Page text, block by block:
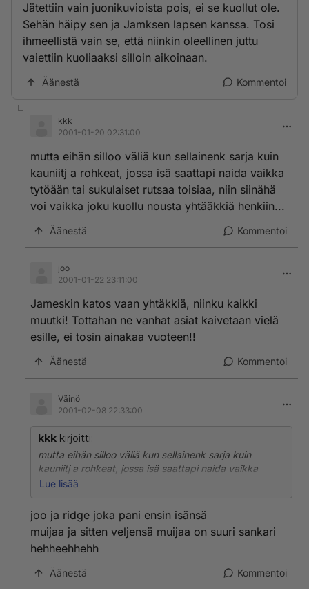
Jätettiin vain juonikuvioista pois, ei se kuollut ole.
Sehän häipy sen ja Jamksen lapsen kanssa. Tosi
ihmeellistä vain se, että niinkin oleellinen juttu
vaiettiin kuoliaaksi silloin aikoinaan.
Äänestä Kommentoi
kkk
2001-01-20 02:31:00
mutta eihän silloo väliä kun sellainenk sarja kuin
kauniitj a rohkeat, jossa isä saattapi naida vaikka
tytöään tai sukulaiset rutsaa toisiaa, niin siinähä
voi vaikka joku kuollu nousta yhtääkkiä henkiin...
Äänestä Kommentoi
joo
2001-01-22 23:11:00
Jameskin katos vaan yhtäkkiä, niinku kaikki
muutki! Tottahan ne vanhat asiat kaivetaan vielä
esille, ei tosin ainakaa vuoteen!!
Äänestä Kommentoi
Väinö
2001-02-08 22:33:00
kkk kirjoitti:
mutta eihän silloo väliä kun sellainenk sarja kuin
kauniitj a rohkeat, jossa isä saattapi naida vaikka
tytöään tai sukulaiset rutsaa toisiaa, niin siinähä voi
Lue lisää
joo ja ridge joka pani ensin isänsä
muijaa ja sitten veljensä muijaa on suuri sankari
hehheehhehh
Äänestä Kommentoi